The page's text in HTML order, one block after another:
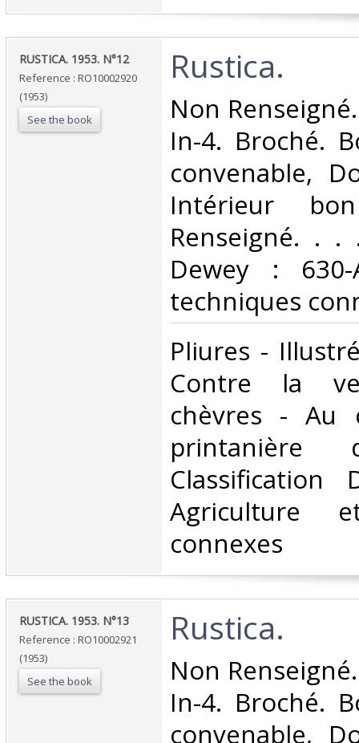
‎RUSTICA. 1953. N°12‎
Reference : RO10002920
(1953)
See the book
‎Rustica.‎
‎Non
In-4. Broché.
convenable,
Intérieur
Renseigné. . .
Dewey :
techniques
‎Pliures -
Contre la
chèvres - Au
printanière
Classification
Agriculture
connexes‎
‎RUSTICA. 1953. N°13‎
Reference : RO10002921
(1953)
See the book
‎Rustica.‎
‎Non
In-4. Broché.
convenable,